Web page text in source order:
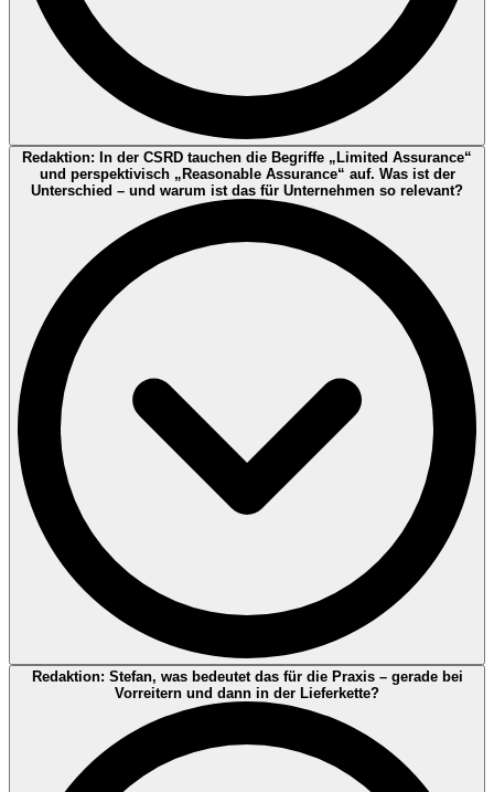
Annette Dési:Weil Berichterstattung ohne belastbare Prozesse das
Risiko erhöht, zu einer „Excel-Übung“ zu werden. ISO 14001
(Umwelt) und ISO 50001 (Energie) adressieren genau die Elemente,
die für belastbare Nachhaltigkeitsinformationen häufig relevant sind:
Verantwortlichkeiten, Zielsystem, Datenerhebung, Monitoring,
interne Audits, Managementbewertung und kontinuierliche
Verbesserung.
Für Klima-/Emissionsdaten ist besonders wichtig: Systemgrenzen,
Datenqualität und Nachweisführung. Emissionen sind nicht nur eine
Zahl – sie hängen an Methodenentscheidungen (Abgrenzung,
Aktivitätsdaten, Emissionsfaktoren, Plausibilisierung). Ein
Managementsystem liefert die „Betriebsanleitung“, damit Daten
reproduzierbar, erklärbar und auditierbar werden.
Redaktion: In der CSRD tauchen die Begriffe „Limited Assurance“
und perspektivisch „Reasonable Assurance“ auf. Was ist der
Unterschied – und warum ist das für Unternehmen so relevant?
Annette Dési:Das ist extrem wichtig, weil es den Charakter der
Prüfung beschreibt:
Limited Assurance (begrenzte Sicherheit)
Der Prüfer kommt zu einer Aussage nach dem Prinzip
„Es ist uns nichts aufgefallen, was dagegen spricht …“
(negativ formulierte Schlussfolgerung).
Redaktion: Stefan, was bedeutet das für die Praxis – gerade bei
Vorreitern und dann in der Lieferkette?